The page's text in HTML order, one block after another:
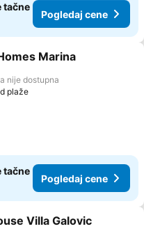
tačne
Pogledaj cene
u favorite
Marina
nije dostupna
plaže
tačne
Pogledaj cene
u favorite
Villa Galovic